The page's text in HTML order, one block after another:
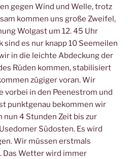
gegen Wind und Welle, trotz
kommen uns große Zweifel,
Wolgast um 12. 45 Uhr
sind es nur knapp 10 Seemeilen
in die leichte Abdeckung der
Rüden kommen, stabilisiert
zügiger voran. Wir
vorbei in den Peenestrom und
punktgenau bekommen wir
nun 4 Stunden Zeit bis zur
Südosten. Es wird
Wir müssen erstmals
Das Wetter wird immer